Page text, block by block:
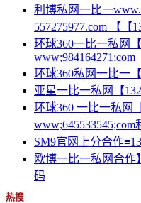
利博私网一比一www.
557275977.com 【【
环球360一比一私网【
www;984164271;com
环球360私网一比一
亚星一比一私网【
环球360 一比一私网
www;645533545;com
SM9官网上分合作
欧博一比一私网合作
码
热搜